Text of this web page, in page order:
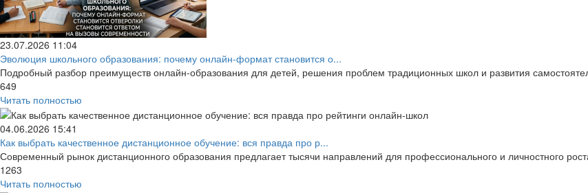
23.07.2026 11:04
Эволюция школьного образования: почему онлайн-формат становится о...
Подробный разбор преимуществ онлайн-образования для детей, решения проблем традиционных школ и развития
649
Читать полностью
04.06.2026 15:41
Как выбрать качественное дистанционное обучение: вся правда про р...
Современный рынок дистанционного образования предлагает тысячи направлений для профессионального и личностного
1263
Читать полностью